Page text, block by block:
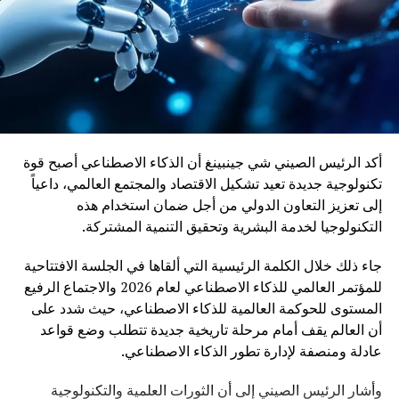
أكد الرئيس الصيني شي جينبينغ أن الذكاء الاصطناعي أصبح قوة
تكنولوجية جديدة تعيد تشكيل الاقتصاد والمجتمع العالمي، داعياً
إلى تعزيز التعاون الدولي من أجل ضمان استخدام هذه
التكنولوجيا لخدمة البشرية وتحقيق التنمية المشتركة.
جاء ذلك خلال الكلمة الرئيسية التي ألقاها في الجلسة الافتتاحية
للمؤتمر العالمي للذكاء الاصطناعي لعام 2026 والاجتماع الرفيع
المستوى للحوكمة العالمية للذكاء الاصطناعي، حيث شدد على
أن العالم يقف أمام مرحلة تاريخية جديدة تتطلب وضع قواعد
عادلة ومنصفة لإدارة تطور الذكاء الاصطناعي.
وأشار الرئيس الصيني إلى أن الثورات العلمية والتكنولوجية